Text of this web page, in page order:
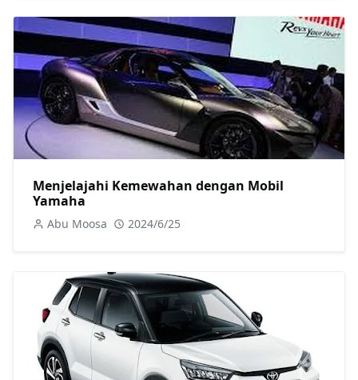
Menjelajahi Kemewahan dengan Mobil
Yamaha
Abu Moosa 2024/6/25